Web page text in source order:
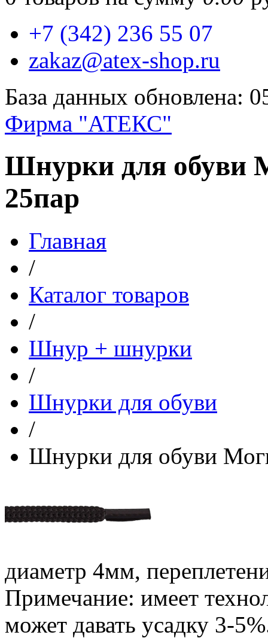
+7 (342) 236 55 07
zakaz@atex-shop.ru
База данных обновлена:
Фирма "АТЕКС"
Шнурки для обуви
25пар
Главная
/
Каталог товаров
/
Шнур + шнурки
/
Шнурки для обуви
/
Шнурки для обуви
диаметр 4мм,
Примечание: имеет
может давать усадку 3-